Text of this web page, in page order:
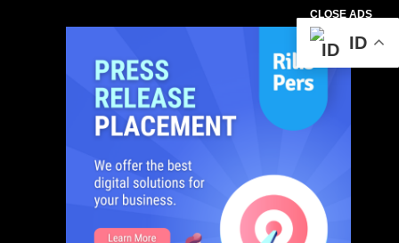
CLOSE ADS
ID